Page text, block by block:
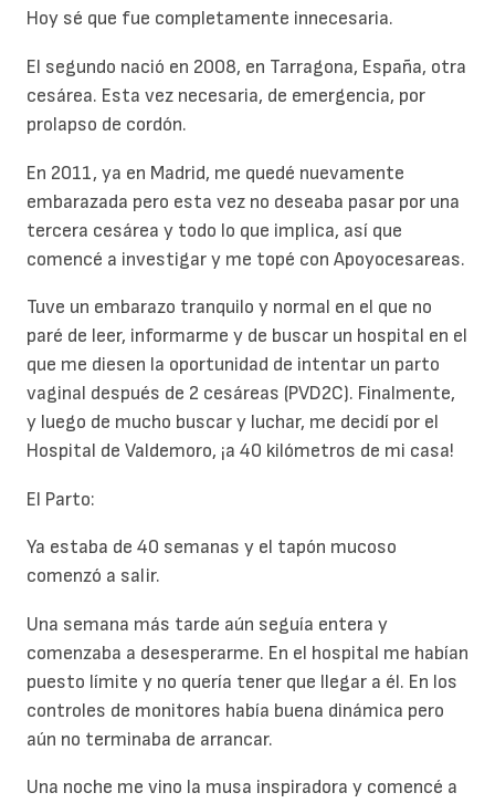
Hoy sé que fue completamente innecesaria.
El segundo nació en 2008, en Tarragona, España, otra
cesárea. Esta vez necesaria, de emergencia, por
prolapso de cordón.
En 2011, ya en Madrid, me quedé nuevamente
embarazada pero esta vez no deseaba pasar por una
tercera cesárea y todo lo que implica, así que
comencé a investigar y me topé con Apoyocesareas.
Tuve un embarazo tranquilo y normal en el que no
paré de leer, informarme y de buscar un hospital en el
que me diesen la oportunidad de intentar un parto
vaginal después de 2 cesáreas (PVD2C). Finalmente,
y luego de mucho buscar y luchar, me decidí por el
Hospital de Valdemoro, ¡a 40 kilómetros de mi casa!
El Parto:
Ya estaba de 40 semanas y el tapón mucoso
comenzó a salir.
Una semana más tarde aún seguía entera y
comenzaba a desesperarme. En el hospital me habían
puesto límite y no quería tener que llegar a él. En los
controles de monitores había buena dinámica pero
aún no terminaba de arrancar.
Una noche me vino la musa inspiradora y comencé a